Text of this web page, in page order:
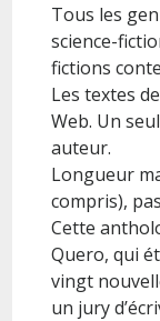
Tous les
science-
fictions
Les textes
Web. Un
auteur.
Longueur
compris),
Cette
Quero, qui
vingt
un jury